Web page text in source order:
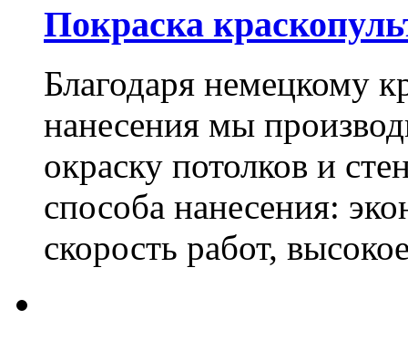
Покраска
Благодаря немецкому
нанесения мы
окраску потолков и
способа нанесения:
скорость работ,